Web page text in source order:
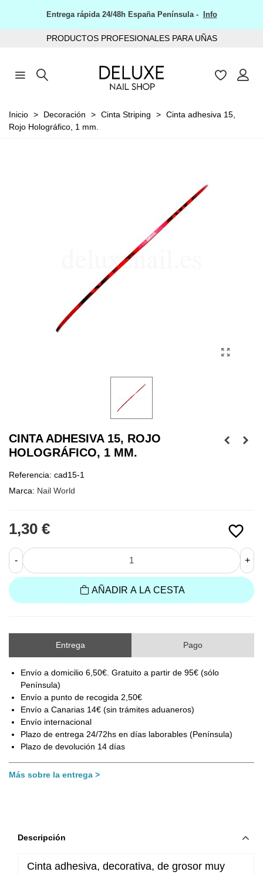
Entrega rápida 24/48h España Península - Info
PRODUCTOS PROFESIONALES PARA UÑAS
Inicio > Decoración > Cinta Striping > Cinta adhesiva 15,
Rojo Holográfico, 1 mm.
CINTA ADHESIVA 15, ROJO
HOLOGRÁFICO, 1 MM.
Referencia: cad15-1
Marca: Nail World
favorite_border
1,30 €
- +
AÑADIR A LA CESTA
Entrega Pago
Envío a domicilio 6,50€. Gratuito a partir de 95€ (sólo
Península)
Envío a punto de recogida 2,50€
Envío a Canarias 14€ (sin trámites aduaneros)
Envío internacional
Plazo de entrega 24/72hs en días laborables (Península)
Plazo de devolución 14 días
Más sobre la entrega
Descripción
Cinta adhesiva, decorativa, de grosor muy